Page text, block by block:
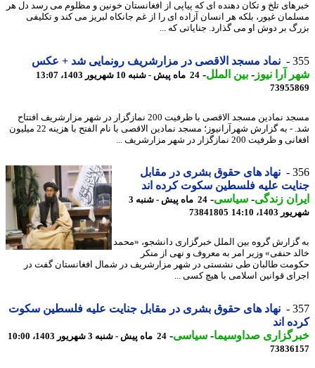
تلخ و تکان دهنده ای که پیاپی از افغانستان خونین و مظلوم می رسد دل هر
غیور، بلکه هر انسان آزاده ای را از غم جانکاه لبریز می کند و تکلیفی
بر دوش او می گذارد. جنایاتی که ...
نماد مسجد الاقصی در مزارشریف رونمایی شد + عکس
آرا نیوز-بین الملل-24 ماه پیش - شنبه 10 شهریور 1403، 13:07
مسجد نمادین مسجد الاقصی با ظرفیت 200 نمازگزار در شهر مزارشریف افتتاح
شد. - به گزارش شهرآرانیوز؛ مسجد نمادین الاقصی با نام الفتح با هزینه 22 میلیون
200 نمازگزار در شهر مزارشریف ...
نهاد های حقوق بشری در مقابل
علیه فلسطین سکوت کرده اند
زندگی-سیاسی-
24 ماه پیش - شنبه 3
14:10
73841805
گروه بین الملل خبرگزاری دانشجو، «محمد
حنفی» وزیر امر به معروف و نهی از منکر
طالبان طی نشستی در شهر مزارشریف در شمال افغانستان گفت در
قوانین اسلامی با هیچ کسی ...
نهاد های حقوق بشری در مقابل جنایت علیه فلسطین سکوت
اند
صداوسیما-سیاسی-24 ماه پیش - شنبه 3 شهریور 1403، 10:00